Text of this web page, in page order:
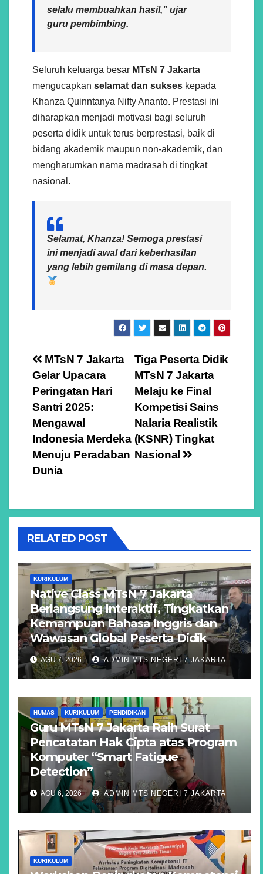
selalu membuahkan hasil,” ujar
guru pembimbing.
Seluruh keluarga besar MTsN 7 Jakarta
mengucapkan selamat dan sukses kepada
Khanza Quinntanya Nifty Ananto. Prestasi ini
diharapkan menjadi motivasi bagi seluruh
peserta didik untuk terus berprestasi, baik di
bidang akademik maupun non-akademik, dan
mengharumkan nama madrasah di tingkat
nasional.
Selamat, Khanza! Semoga prestasi
ini menjadi awal dari keberhasilan
yang lebih gemilang di masa depan.
Navigasi
pos
Tiga Peserta Didik
MTsN 7 Jakarta
Melaju ke Final
Kompetisi Sains
Nalaria Realistik
(KSNR) Tingkat
Nasional
MTsN 7 Jakarta
Gelar Upacara
Peringatan Hari
Santri 2025:
Mengawal
Indonesia Merdeka
Menuju Peradaban
Dunia
RELATED POST
KURIKULUM
Native Class MTsN 7 Jakarta
Berlangsung Interaktif, Tingkatkan
Kemampuan Bahasa Inggris dan
Wawasan Global Peserta Didik
AGU 7, 2026 ADMIN MTS NEGERI 7 JAKARTA
HUMAS KURIKULUM PENDIDIKAN
Guru MTsN 7 Jakarta Raih Surat
Pencatatan Hak Cipta atas Program
Komputer “Smart Fatigue
Detection”
AGU 6, 2026 ADMIN MTS NEGERI 7 JAKARTA
KURIKULUM